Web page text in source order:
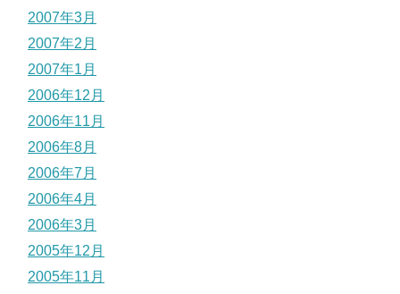
2007年3月
2007年2月
2007年1月
2006年12月
2006年11月
2006年8月
2006年7月
2006年4月
2006年3月
2005年12月
2005年11月